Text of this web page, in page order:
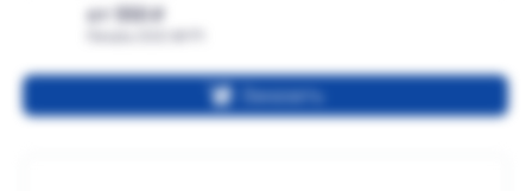
от 550
Заказать